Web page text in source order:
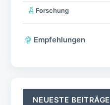
Forschung
Empfehlungen
NEUESTE BEITRÄGE